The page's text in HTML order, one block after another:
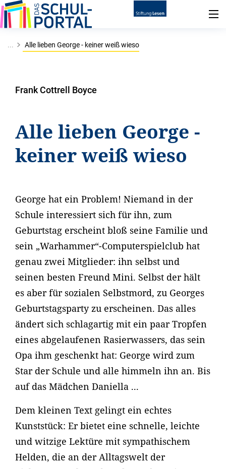
... Alle lieben George - keiner weiß wieso
Frank Cottrell Boyce
Alle lieben George -
keiner weiß wieso
George hat ein Problem! Niemand in der
Schule interessiert sich für ihn, zum
Geburtstag erscheint bloß seine Familie und
sein „Warhammer“-Computerspielclub hat
genau zwei Mitglieder: ihn selbst und
seinen besten Freund Mini. Selbst der hält
es aber für sozialen Selbstmord, zu Georges
Geburtstagsparty zu erscheinen. Das alles
ändert sich schlagartig mit ein paar Tropfen
eines abgelaufenen Rasierwassers, das sein
Opa ihm geschenkt hat: George wird zum
Star der Schule und alle himmeln ihn an. Bis
auf das Mädchen Daniella ...
Dem kleinen Text gelingt ein echtes
Kunststück: Er bietet eine schnelle, leichte
und witzige Lektüre mit sympathischem
Helden, die an der Alltagswelt der